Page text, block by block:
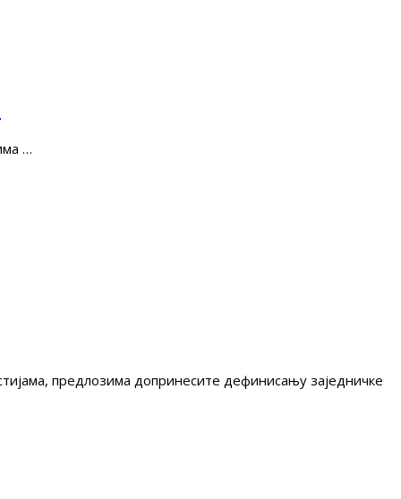
…
предлозима допринесите дефинисању заједничке